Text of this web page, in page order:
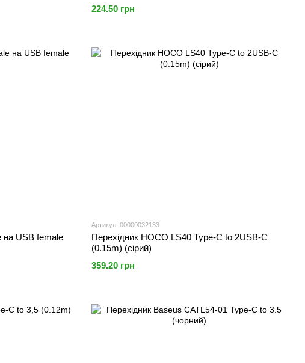
224.50 грн
на USB female
Артикул: 00000032133
Перехідник HOCO LS40 Type-C to 2USB-C
(0.15m) (сірий)
359.20 грн